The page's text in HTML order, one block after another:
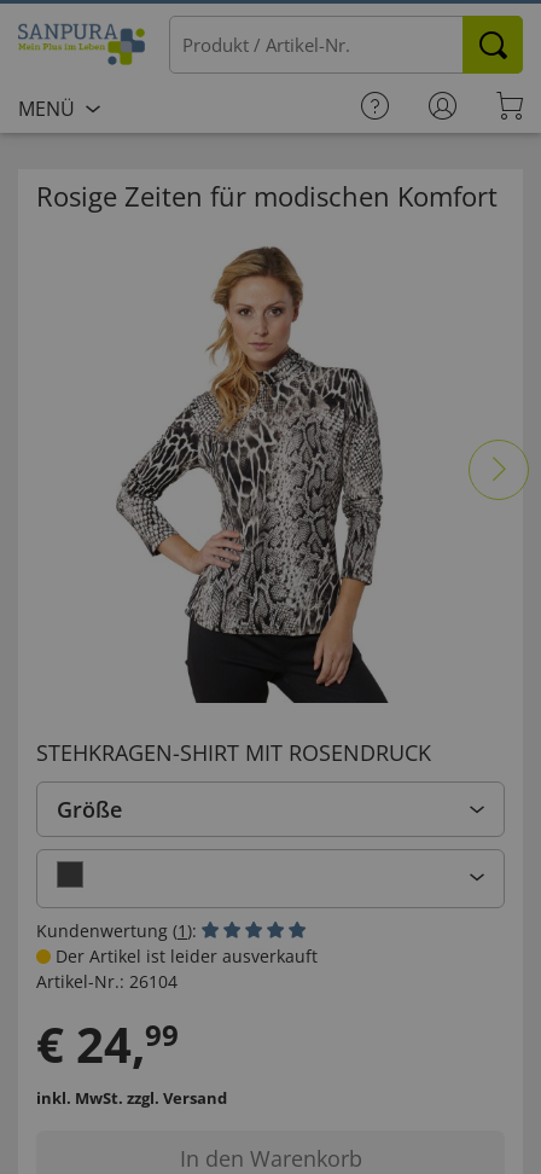
MENÜ
Rosige Zeiten für modischen Komfort
STEHKRAGEN-SHIRT MIT ROSENDRUCK
Größe
Kundenwertung (1):
Der Artikel ist leider ausverkauft
Artikel-Nr.: 26104
€ 24,99
inkl. MwSt. zzgl. Versand
In den Warenkorb